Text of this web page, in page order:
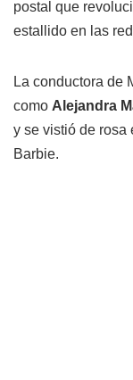
postal que
estallido en las
La conductora de
como Alejandra
y se vistió de rosa
Barbie.